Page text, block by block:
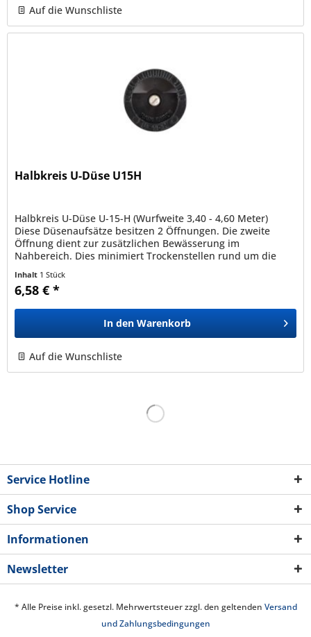
Auf die Wunschliste
Halbkreis U-Düse U15H
Halbkreis U-Düse U-15-H (Wurfweite 3,40 - 4,60 Meter)
Diese Düsenaufsätze besitzen 2 Öffnungen. Die zweite
Öffnung dient zur zusätzlichen Bewässerung im
Nahbereich. Dies minimiert Trockenstellen rund um die
Inhalt 1 Stück
6,58 € *
In den Warenkorb
Auf die Wunschliste
Service Hotline
Shop Service
Informationen
Newsletter
* Alle Preise inkl. gesetzl. Mehrwertsteuer zzgl. den geltenden Versand
und Zahlungsbedingungen